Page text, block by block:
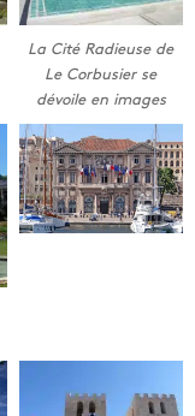
La Cité Radieuse de
Le Corbusier se
dévoile en images